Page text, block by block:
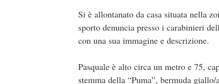
Si è allontanato da casa situata nella
sporto denuncia presso i carabinieri
con una sua immagine e descrizione.
Pasquale è alto circa un metro e 75,
stemma della “Puma”, bermuda